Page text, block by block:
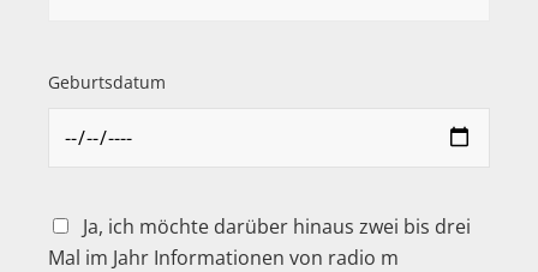
Geburtsdatum
Ja, ich möchte darüber hinaus zwei bis drei
Mal im Jahr Informationen von radio m